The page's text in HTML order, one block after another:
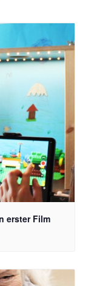
erster Film